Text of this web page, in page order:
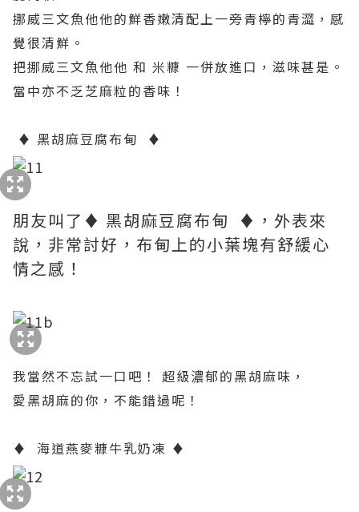
挪威三文魚他他的鮮香嫩清配上一旁青檸的青澀，感
覺很清鮮。
把挪威三文魚他他 和 米糠 一併放進口，滋味甚是。
當中亦不乏芝麻粒的香味！
♦ 黑胡麻豆腐布甸 ♦
朋友叫了♦ 黑胡麻豆腐布甸 ♦，外表來
說，非常討好，布甸上的小葉塊有舒緩心
情之感！
我當然不忘試一口吧！ 超級濃郁的黑胡麻味，
愛黑胡麻的你，不能錯過呢！
♦ 海道燕麥糠牛乳奶凍 ♦